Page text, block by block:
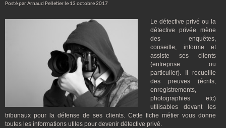
Posté par Arnaud Pelletier le 13 octobre 2017
Le détective privé ou la
détective privée mène
des enquêtes,
conseille, informe et
assiste ses clients
(entreprise ou
particulier). Il recueille
des preuves (écrits,
enregistrements,
photographies etc)
utilisables devant les
tribunaux pour la défense de ses clients. Cette fiche métier vous donne
toutes les informations utiles pour devenir détective privé.